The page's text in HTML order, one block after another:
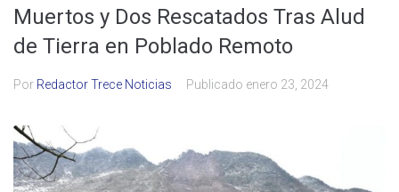
Muertos y Dos Rescatados Tras Alud
de Tierra en Poblado Remoto
Por Redactor Trece Noticias Publicado enero 23, 2024